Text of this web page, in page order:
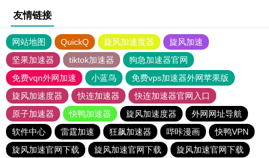
友情链接
网站地图 QuickQ 旋风加速度器
旋风加速
坚果加速器
tiktok加速器
狗急加速器官网
免费vqn外网加速
小蓝鸟
免费vps加速器外网苹果版
旋风加速度器
快连加速器
快连加速器官网入口
原子加速器
快鸭加速器 旋风加速度器
外网网址导航
软件中心
雷霆加速 狂飙加速器 哔咔漫画
快鸭VPN
旋风加速官网下载
旋风加速官网下载 旋风加速官网下载